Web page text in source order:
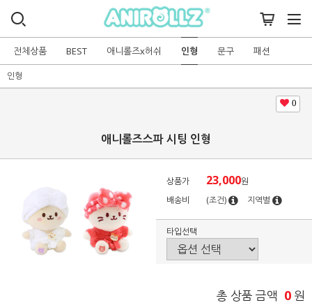
전체상품 BEST 애니롤즈x허쉬 인형 문구 패션
인형
0
애니롤즈스파 시팅 인형
상품가 23,000원
배송비
(조건) 지역별
타입선택
총 상품 금액 0 원